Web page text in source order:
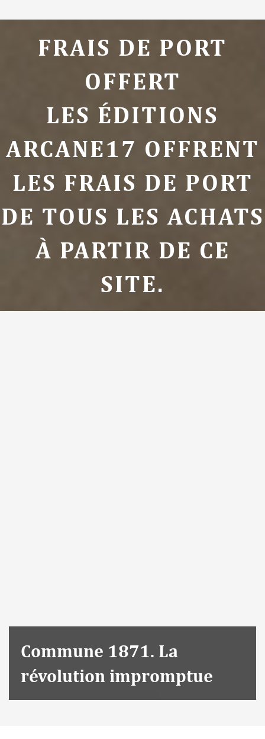
FRAIS DE PORT
OFFERT
LES ÉDITIONS
ARCANE17 OFFRENT
LES FRAIS DE PORT
DE TOUS LES ACHATS
À PARTIR DE CE
SITE.
Commune 1871. La
révolution impromptue